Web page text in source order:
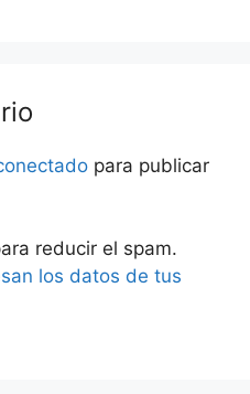
para publicar
reducir el spam.
los datos de tus